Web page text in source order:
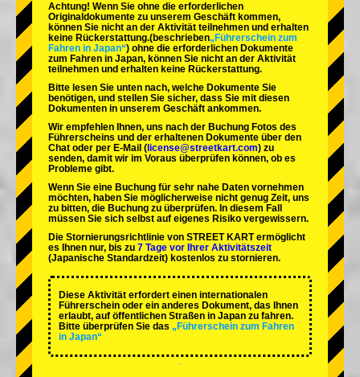
Okinawa
Achtung! Wenn Sie ohne die erforderlichen
Originaldokumente zu unserem Geschäft kommen,
können Sie nicht an der Aktivität teilnehmen und erhalten
keine Rückerstattung.(beschrieben„Führerschein zum
Fahren in Japan“) ohne die erforderlichen Dokumente
zum Fahren in Japan, können Sie nicht an der Aktivität
teilnehmen und erhalten keine Rückerstattung.
Bitte lesen Sie unten nach, welche Dokumente Sie
benötigen, und stellen Sie sicher, dass Sie mit diesen
Dokumenten in unserem Geschäft ankommen.
Wir empfehlen Ihnen, uns nach der Buchung Fotos des
Führerscheins und der erhaltenen Dokumente über den
Chat oder per E-Mail ( license@streetkart.com) zu
senden, damit wir im Voraus überprüfen können, ob es
Probleme gibt.
Wenn Sie eine Buchung für sehr nahe Daten vornehmen
möchten, haben Sie möglicherweise nicht genug Zeit, uns
zu bitten, die Buchung zu überprüfen. In diesem Fall
müssen Sie sich selbst auf eigenes Risiko vergewissern.
Die Stornierungsrichtlinie von STREET KART ermöglicht
es Ihnen nur, bis zu 7 Tage vor Ihrer Aktivitätszeit
(Japanische Standardzeit) kostenlos zu stornieren.
Diese Aktivität erfordert einen internationalen
Führerschein oder ein anderes Dokument, das Ihnen
erlaubt, auf öffentlichen Straßen in Japan zu fahren.
Bitte überprüfen Sie das „Führerschein zum Fahren
in Japan“